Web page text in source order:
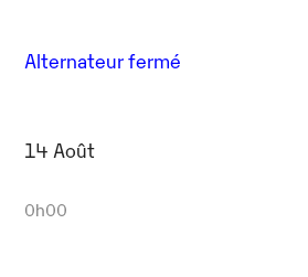
Alternateur fermé
14 Août
0h00